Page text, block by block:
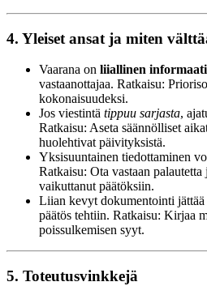
4. Yleiset ansat ja miten
Vaarana on liiallinen
vastaanottajaa. Ratkaisu:
kokonaisuudeksi.
Jos viestintä tippuu sarjasta,
Ratkaisu: Aseta säännölliset
huolehtivat päivityksistä.
Yksisuuntainen tiedottaminen
Ratkaisu: Ota vastaan palautetta
vaikuttanut päätöksiin.
Liian kevyt dokumentointi jättää
päätös tehtiin. Ratkaisu: Kirjaa
poissulkemisen syyt.
5. Toteutusvinkkejä